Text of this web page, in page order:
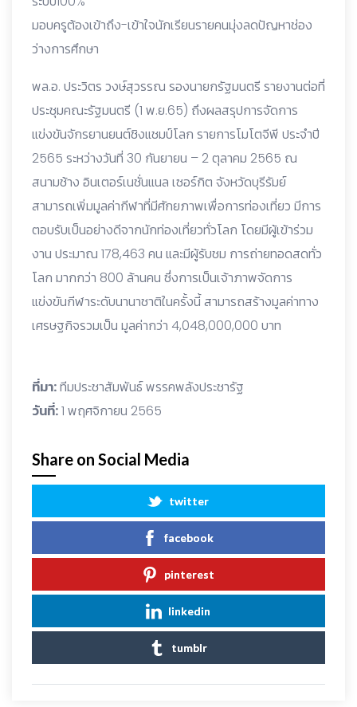
มอบครูต้องเข้าถึง-เข้าใจนักเรียนรายคนมุ่งลดปัญหาช่อง
ว่างการศึกษา
พล.อ. ประวิตร วงษ์สุวรรณ รองนายกรัฐมนตรี รายงานต่อที่
ประชุมคณะรัฐมนตรี (1 พ.ย.65) ถึงผลสรุปการจัดการ
แข่งขันจักรยานยนต์ชิงแชมป์โลก รายการโมโตจีพี ประจำปี
2565 ระหว่างวันที่ 30 กันยายน – 2 ตุลาคม 2565 ณ
สนามช้าง อินเตอร์เนชั่นแนล เซอร์กิต จังหวัดบุรีรัมย์
สามารถเพิ่มมูลค่ากีฬาที่มีศักยภาพเพื่อการท่องเที่ยว มีการ
ตอบรับเป็นอย่างดีจากนักท่องเที่ยวทั่วโลก โดยมีผู้เข้าร่วม
งาน ประมาณ 178,463 คน และมีผู้รับชม การถ่ายทอดสดทั่ว
โลก มากกว่า 800 ล้านคน ซึ่งการเป็นเจ้าภาพจัดการ
แข่งขันกีฬาระดับนานาชาติในครั้งนี้ สามารถสร้างมูลค่าทาง
เศรษฐกิจรวมเป็น มูลค่ากว่า 4,048,000,000 บาท
ที่มา:ทีมประชาสัมพันธ์ พรรคพลังประชารัฐ
วันที่:1 พฤศจิกายน 2565
Share on Social Media
twitter
facebook
pinterest
linkedin
tumblr